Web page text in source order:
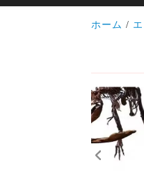
ホーム